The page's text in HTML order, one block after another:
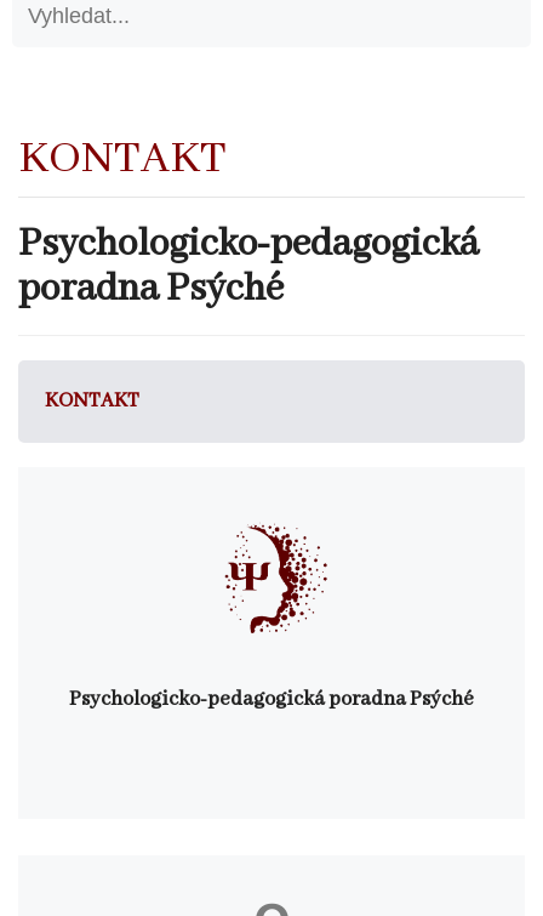
KONTAKT
Psychologicko-pedagogická
poradna Psýché
KONTAKT
Psychologicko-pedagogická poradna Psýché